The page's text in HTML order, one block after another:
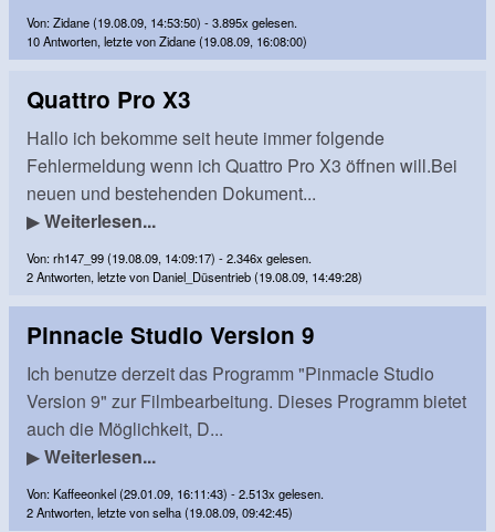
Von: Zidane (19.08.09, 14:53:50) - 3.895x gelesen.
10 Antworten, letzte von Zidane (19.08.09, 16:08:00)
Quattro Pro X3
Hallo ich bekomme seit heute immer folgende
Fehlermeldung wenn ich Quattro Pro X3 öffnen will.Bei
neuen und bestehenden Dokument...
▶Weiterlesen...
Von: rh147_99 (19.08.09, 14:09:17) - 2.346x gelesen.
2 Antworten, letzte von Daniel_Düsentrieb (19.08.09, 14:49:28)
Pinnacle Studio Version 9
Ich benutze derzeit das Programm "Pinmacle Studio
Version 9" zur Filmbearbeitung. Dieses Programm bietet
auch die Möglichkeit, D...
▶Weiterlesen...
Von: Kaffeeonkel (29.01.09, 16:11:43) - 2.513x gelesen.
2 Antworten, letzte von selha (19.08.09, 09:42:45)